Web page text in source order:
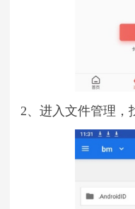
2、进入文件管理，